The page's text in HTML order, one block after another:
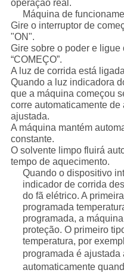
operação real.
Máquina de
Gire o interruptor de
"ON".
Gire sobre o poder e
“COMEÇO”.
A luz de corrida está
Quando a luz indicadora
que a máquina começou
corre automaticamente
ajustada.
A máquina mantém
constante.
O solvente limpo fluirá
tempo de aquecimento.
Quando o dispositivo
indicador de corrida
do fã elétrico. A
programada
programada, a
proteção. O primeiro
temperatura, por
programada é
automaticamente